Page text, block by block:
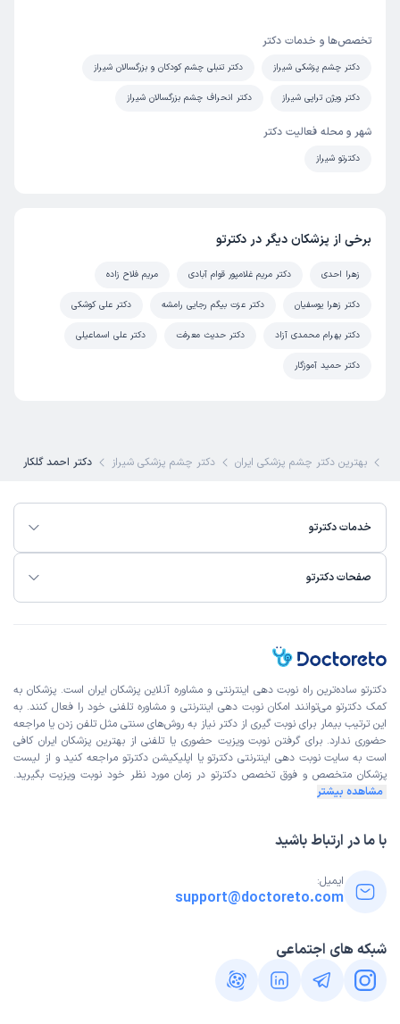
زمان انتظار:15-45 دقیقه
عدم رضایت
ندا
تشخیصشون عالی بود و برخورد خوبی داشتن
سرور
نوبت مطب از دکترتو
این پزشک را پیشنهاد میکنم
این پزشک را پیشنهاد میکنم
زمان انتظار:15-45 دقیقه
هم تشخیص خوب .هم برخورد عالی با بیمار داشتن
شعبانعلی
این پزشک را پیشنهاد میکنم
زمان انتظار:15-45 دقیقه
تشخیص، برخوردو اخلاق عالی❤️
زمان انتظار:15-45 دقیقه
تخصص‌ها و خدمات دکتر
دکتر چشم پزشکی شیراز دکتر تنبلی چشم کودکان و بزرگسالان شیراز
دکتر ویژن تراپی شیراز دکتر انحراف چشم بزرگسالان شیراز
شهر و محله فعالیت دکتر
دکترتو شیراز
برخی از پزشکان دیگر در دکترتو
زهرا احدی دکتر مریم غلامپور قوام آبادی مریم فلاح زاده
دکتر زهرا یوسفیان دکتر عزت بیگم رجایی رامشه دکتر علی کوشکی
دکتر بهرام محمدی آزاد دکتر حدیث معرفت دکتر علی اسماعیلی
دکتر حمید آموزگار
بهترین دکتر چشم پزشکی ایران دکتر چشم پزشکی شیراز دکتر احمد گلکار
خدمات دکترتو
صفحات دکترتو
دکترتو ساده‌ترین راه نوبت‌ دهی اینترنتی و مشاوره آنلاین پزشکان ایران است. پزشکان به
کمک دکترتو می‌توانند امکان نوبت دهی اینترنتی و مشاوره تلفنی خود را فعال کنند. به
این ترتیب بیمار برای نوبت گیری از دکتر نیاز به روش‌های سنتی مثل تلفن زدن یا مراجعه
حضوری ندارد. برای گرفتن نوبت ویزیت حضوری یا تلفنی از بهترین پزشکان ایران کافی
است به سایت نوبت دهی اینترنتی دکترتو یا اپلیکیشن دکترتو مراجعه کنید و از لیست
پزشکان متخصص و فوق تخصص دکترتو در زمان مورد نظر خود نوبت ویزیت بگیرید.
مشاهده بیشتر
با ما در ارتباط باشید
ایمیل:
support@doctoreto.com
شبکه های اجتماعی